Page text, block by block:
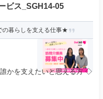
ビス_SGH14-05
の暮らしを支える仕事★
かを支えたいと思える方 ◇